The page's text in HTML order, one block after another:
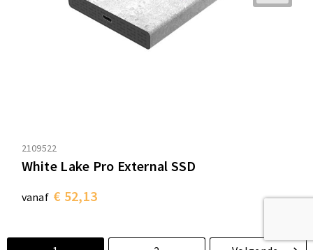
2109522
White Lake Pro External SSD
vanaf € 52,13